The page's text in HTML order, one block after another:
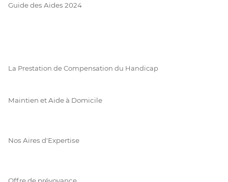
Guide des Aides 2024
La Prestation de Compensation du Handicap
Maintien et Aide à Domicile
Nos Aires d'Expertise